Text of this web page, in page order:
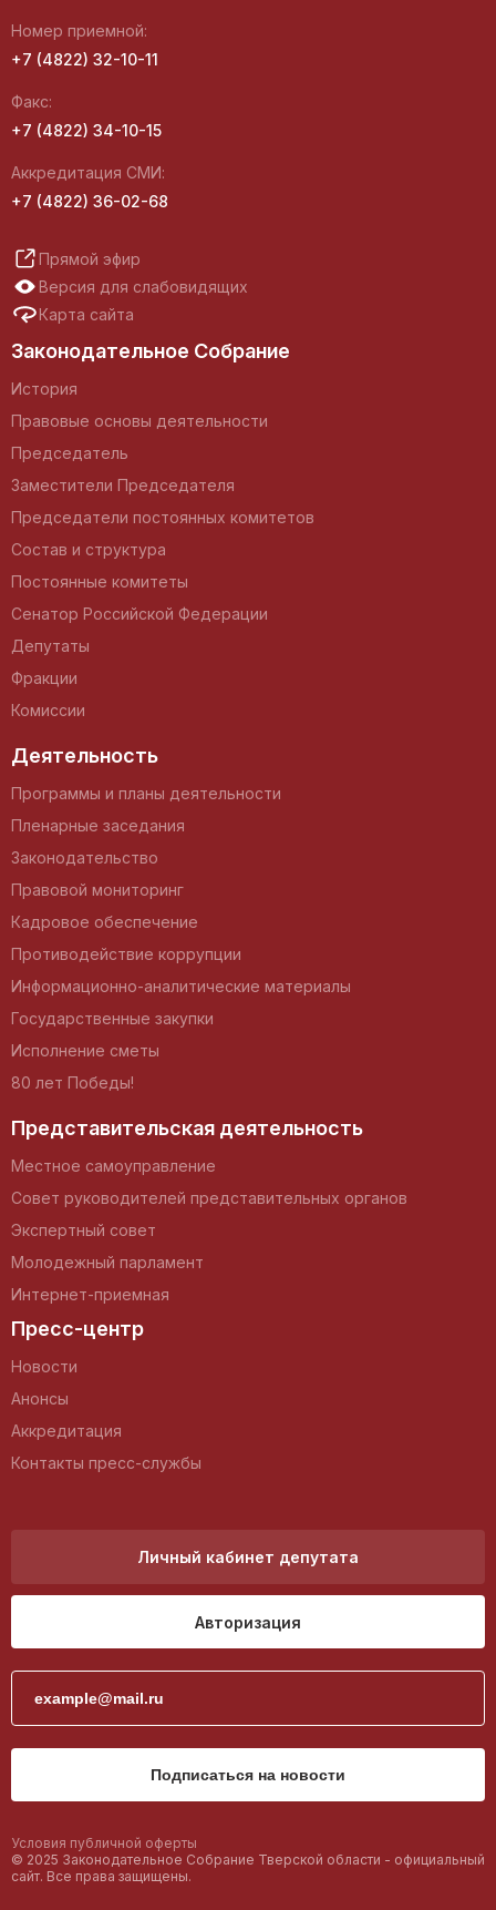
Номер приемной:
+7 (4822) 32-10-11
Факс:
+7 (4822) 34-10-15
Аккредитация СМИ:
+7 (4822) 36-02-68
Прямой эфир
Версия для слабовидящих
Карта сайта
Законодательное Собрание
История
Правовые основы деятельности
Председатель
Заместители Председателя
Председатели постоянных комитетов
Состав и структура
Постоянные комитеты
Сенатор Российской Федерации
Депутаты
Фракции
Комиссии
Деятельность
Программы и планы деятельности
Пленарные заседания
Законодательство
Правовой мониторинг
Кадровое обеспечение
Противодействие коррупции
Информационно-аналитические материалы
Государственные закупки
Исполнение сметы
80 лет Победы!
Представительская деятельность
Местное самоуправление
Совет руководителей представительных органов
Экспертный совет
Молодежный парламент
Интернет-приемная
Пресс-центр
Новости
Анонсы
Аккредитация
Контакты пресс-службы
Личный кабинет депутата
Авторизация
Подписаться на новости
© 2025 Законодательное Собрание Тверской области - официальный
сайт. Все права защищены.
Условия публичной оферты